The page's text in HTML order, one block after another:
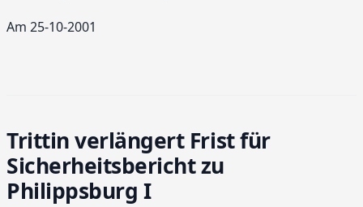
Am 25-10-2001
Trittin verlängert Frist für
Sicherheitsbericht zu
Philippsburg I